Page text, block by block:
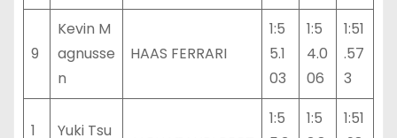
9
Kevin M
agnusse
n
HAAS FERRARI
1:5
5.1
03
1:5
4.0
06
1:51
.57
3
1
Yuki Tsu
1:5
1:5
1:51